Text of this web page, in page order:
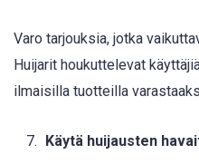
Varo tarjouksia, jotka
Huijarit houkuttelevat
ilmaisilla tuotteilla
Käytä huijausten